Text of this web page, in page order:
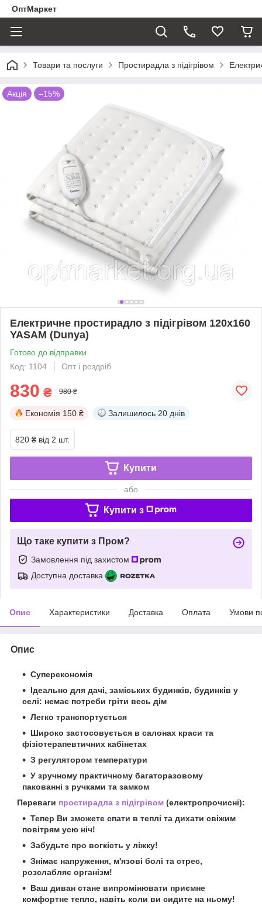
ОптМаркет
Товари та послуги Простирадла з підігрівом
Акція –15%
Електричне простирадло з підігрівом 120х160
YASAM (Dunya)
Готово до відправки
Код: 1104
Опт і роздріб
830 ₴ 980 ₴
Економія 150 ₴ Залишилось 20 днів
820 ₴ від 2 шт.
Купити
або
Купити з
Що таке купити з Пром?
Замовлення під захистом
Доступна доставка
Опис Характеристики Доставка Оплата Умови
Опис
Суперекономія
Ідеально для дачі, заміських будинків, будинків у
селі: немає потреби гріти весь дім
Легко транспортується
Широко застосовується в салонах краси та
фізіотерапевтичних кабінетах
З регулятором температури
У зручному практичному багаторазовому
пакованні з ручками та замком
Переваги простирадла з підігрівом (електропрочисні):
Тепер Ви зможете спати в теплі та дихати свіжим
повітрям усю ніч!
Забудьте про вогкість у ліжку!
Знімає напруження, м'язові болі та стрес,
розслабляє організм!
Ваш диван стане випромінювати приємне
комфортне тепло, навіть коли ви сидите на ньому!